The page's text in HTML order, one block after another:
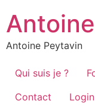
au
contenu
Antoine Peytavin
Qui suis je ?
Contact
Login